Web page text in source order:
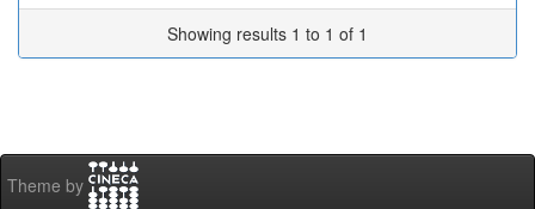
Showing results 1 to 1 of 1
Theme by